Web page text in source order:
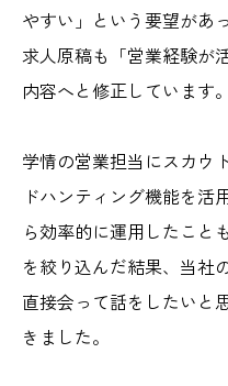
やすい」という要望があ
求人原稿も「営業経験が
内容へと修正しています。
学情の営業担当にスカウ
ドハンティング機能を
ら効率的に運用したこと
を絞り込んだ結果、当社
直接会って話をしたいと
きました。